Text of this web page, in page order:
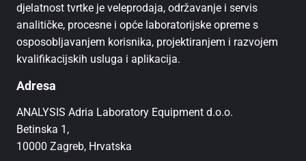
djelatnost tvrtke je veleprodaja, održavanje i servis
analitičke, procesne i opće laboratorijske opreme s
osposobljavanjem korisnika, projektiranjem i razvojem
kvalifikacijskih usluga i aplikacija.
Adresa
ANALYSIS Adria Laboratory Equipment d.o.o.
Betinska 1,
10000 Zagreb, Hrvatska